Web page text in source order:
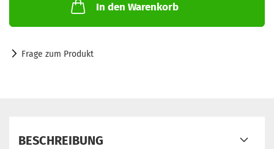
In den Warenkorb
Frage zum Produkt
BESCHREIBUNG